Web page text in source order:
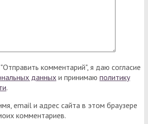
комментарий", я даю согласие
данных и принимаю политику
.
email и адрес сайта в этом браузере
комментариев.